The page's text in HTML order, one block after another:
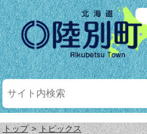
トップ トピックス